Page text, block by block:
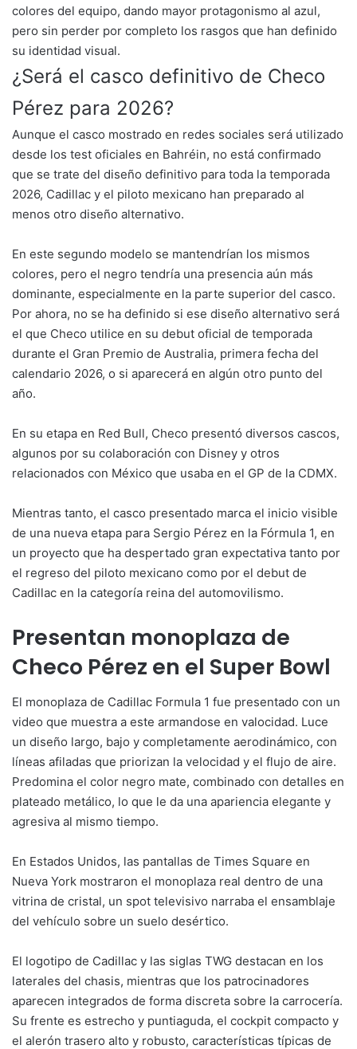
colores del equipo, dando mayor protagonismo al azul,
pero sin perder por completo los rasgos que han definido
su identidad visual.
¿Será el casco definitivo de Checo
Pérez para 2026?
Aunque el casco mostrado en redes sociales será utilizado
desde los test oficiales en Bahréin, no está confirmado
que se trate del diseño definitivo para toda la temporada
2026, Cadillac y el piloto mexicano han preparado al
menos otro diseño alternativo.
En este segundo modelo se mantendrían los mismos
colores, pero el negro tendría una presencia aún más
dominante, especialmente en la parte superior del casco.
Por ahora, no se ha definido si ese diseño alternativo será
el que Checo utilice en su debut oficial de temporada
durante el Gran Premio de Australia, primera fecha del
calendario 2026, o si aparecerá en algún otro punto del
año.
En su etapa en Red Bull, Checo presentó diversos cascos,
algunos por su colaboración con Disney y otros
relacionados con México que usaba en el GP de la CDMX.
Mientras tanto, el casco presentado marca el inicio visible
de una nueva etapa para Sergio Pérez en la Fórmula 1, en
un proyecto que ha despertado gran expectativa tanto por
el regreso del piloto mexicano como por el debut de
Cadillac en la categoría reina del automovilismo.
Presentan monoplaza de
Checo Pérez en el Super Bowl
El monoplaza de Cadillac Formula 1 fue presentado con un
video que muestra a este armandose en valocidad. Luce
un diseño largo, bajo y completamente aerodinámico, con
líneas afiladas que priorizan la velocidad y el flujo de aire.
Predomina el color negro mate, combinado con detalles en
plateado metálico, lo que le da una apariencia elegante y
agresiva al mismo tiempo.
En Estados Unidos, las pantallas de Times Square en
Nueva York mostraron el monoplaza real dentro de una
vitrina de cristal, un spot televisivo narraba el ensamblaje
del vehículo sobre un suelo desértico.
El logotipo de Cadillac y las siglas TWG destacan en los
laterales del chasis, mientras que los patrocinadores
aparecen integrados de forma discreta sobre la carrocería.
Su frente es estrecho y puntiaguda, el cockpit compacto y
el alerón trasero alto y robusto, características típicas de